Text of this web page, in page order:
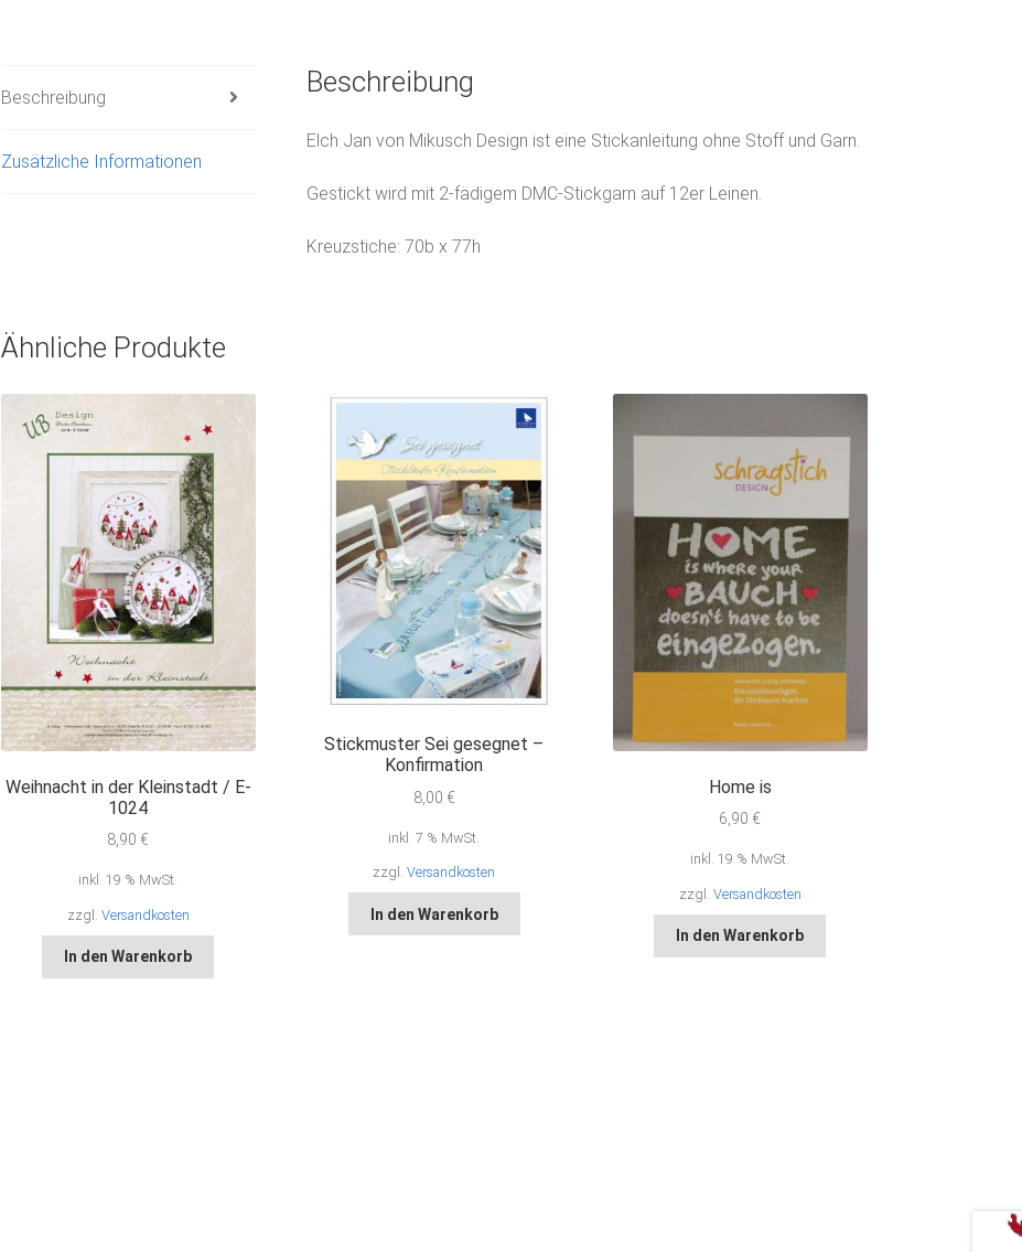
Beschreibung
Zusätzliche Informationen
Beschreibung
Elch Jan von Mikusch Design ist eine Stickanleitung ohne Stoff und Garn.
Gestickt wird mit 2-fädigem DMC-Stickgarn auf 12er Leinen.
Kreuzstiche: 70b x 77h
Ähnliche Produkte
Weihnacht in der Kleinstadt / E-
1024
8,90 €
inkl. 19 % MwSt.
zzgl. Versandkosten
In den Warenkorb
Stickmuster Sei gesegnet –
Konfirmation
8,00 €
inkl. 7 % MwSt.
zzgl.Versandkosten
In den Warenkorb
Home is
6,90 €
inkl. 19 % MwSt.
zzgl. Versandkosten
In den Warenkorb